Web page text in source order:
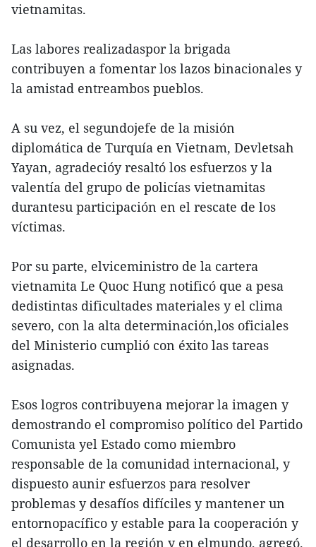
vietnamitas.
Las labores realizadaspor la brigada
contribuyen a fomentar los lazos binacionales y
la amistad entreambos pueblos.
A su vez, el segundojefe de la misión
diplomática de Turquía en Vietnam, Devletsah
Yayan, agradecióy resaltó los esfuerzos y la
valentía del grupo de policías vietnamitas
durantesu participación en el rescate de los
víctimas.
Por su parte, elviceministro de la cartera
vietnamita Le Quoc Hung notificó que a pesa
dedistintas dificultades materiales y el clima
severo, con la alta determinación,los oficiales
del Ministerio cumplió con éxito las tareas
asignadas.
Esos logros contribuyena mejorar la imagen y
demostrando el compromiso político del Partido
Comunista yel Estado como miembro
responsable de la comunidad internacional, y
dispuesto aunir esfuerzos para resolver
problemas y desafíos difíciles y mantener un
entornopacífico y estable para la cooperación y
el desarrollo en la región y en elmundo, agregó.